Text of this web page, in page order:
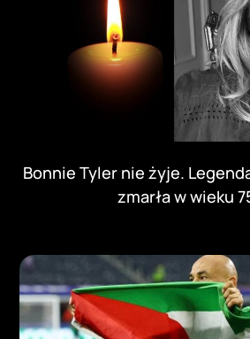
Bonnie Tyler nie żyje.
zmarła w wieku